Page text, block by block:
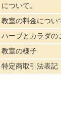
について。
教室の料金につい
ハーブとカラダの
教室の様子
特定商取引法表記